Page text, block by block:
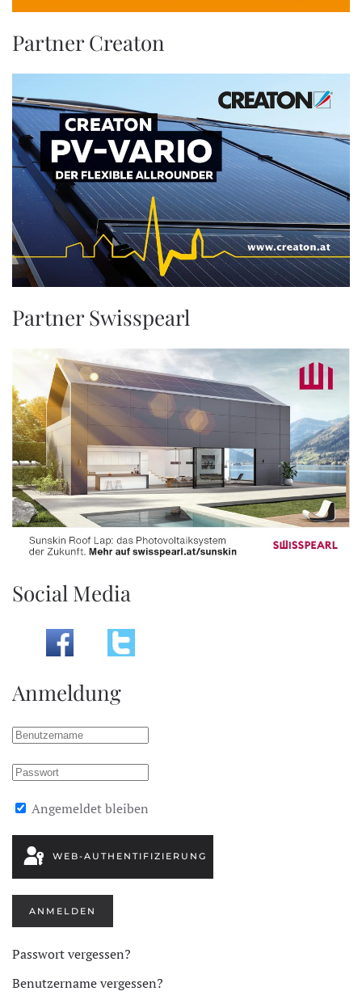
Partner Creaton
Partner Swisspearl
Social Media
Anmeldung
Angemeldet bleiben
WEB-AUTHENTIFIZIERUNG
ANMELDEN
Passwort vergessen?
Benutzername vergessen?